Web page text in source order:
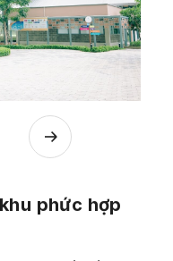
phức hợp